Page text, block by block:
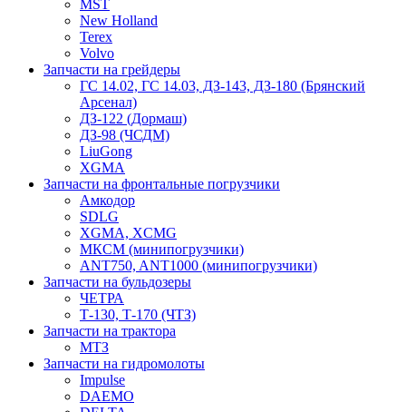
MST
New Holland
Terex
Volvo
Запчасти на грейдеры
ГС 14.02, ГС 14.03, ДЗ-143, ДЗ-180 (Брянский
Арсенал)
ДЗ-122 (Дормаш)
ДЗ-98 (ЧСДМ)
LiuGong
XGMA
Запчасти на фронтальные погрузчики
Амкодор
SDLG
XGMA, XCMG
МКСМ (минипогрузчики)
ANT750, ANT1000 (минипогрузчики)
Запчасти на бульдозеры
ЧЕТРА
Т-130, Т-170 (ЧТЗ)
Запчасти на трактора
МТЗ
Запчасти на гидромолоты
Impulse
DAEMO